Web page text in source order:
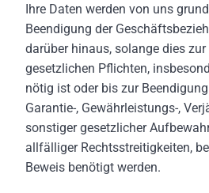
Ihre Daten werden von uns
Beendigung der
darüber hinaus, solange dies
gesetzlichen Pflichten,
nötig ist oder bis zur
Garantie-, Gewährleistungs-,
sonstiger gesetzlicher
allfälliger Rechtsstreitigkeiten,
Beweis benötigt werden.